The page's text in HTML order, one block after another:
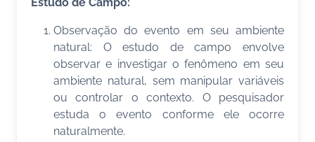
Observação do evento em seu ambiente
natural: O estudo de campo envolve
observar e investigar o fenômeno em seu
ambiente natural, sem manipular variáveis
ou controlar o contexto. O pesquisador
estuda o evento conforme ele ocorre
naturalmente.